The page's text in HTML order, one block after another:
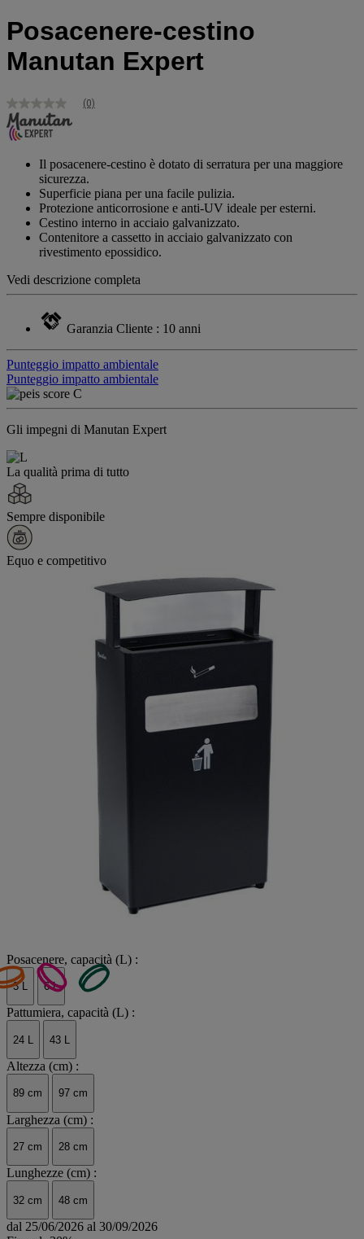
Posacenere-cestino
Manutan Expert
Nessuna
valutazione
Stesso
pagina.
(0)
Il posacenere-cestino è dotato di serratura per una maggiore
sicurezza.
Superficie piana per una facile pulizia.
Protezione anticorrosione e anti-UV ideale per esterni.
Cestino interno in acciaio galvanizzato.
Contenitore a cassetto in acciaio galvanizzato con
rivestimento epossidico.
Vedi descrizione completa
Garanzia Cliente : 10 anni
Punteggio impatto ambientale
Punteggio impatto ambientale
Gli impegni di Manutan Expert
La qualità prima di tutto
Sempre disponibile
Equo e competitivo
Posacenere, capacità (L) :
3 L 6 L
Pattumiera, capacità (L) :
24 L 43 L
Altezza (cm) :
89 cm 97 cm
Larghezza (cm) :
27 cm 28 cm
Lunghezze (cm) :
32 cm 48 cm
dal 25/06/2026 al 30/09/2026